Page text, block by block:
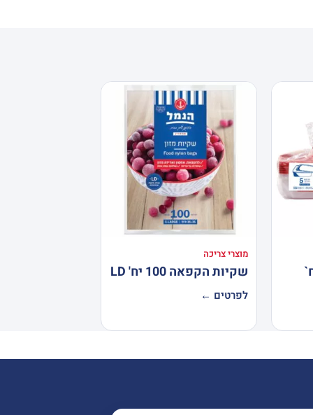
מוצרי צריכה
שקיות הקפאה 100 יח' LD
לפרטים ←